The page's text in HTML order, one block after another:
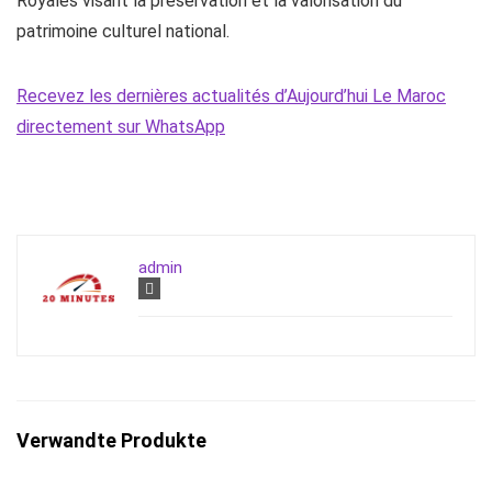
patrimoine culturel national.
Recevez les dernières actualités d’Aujourd’hui Le Maroc
directement sur WhatsApp
admin
Verwandte Produkte